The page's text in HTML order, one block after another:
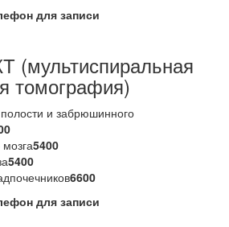
для записи
(мультиспиральная
томография)
и забрюшинного
5400
5400
6600
для записи